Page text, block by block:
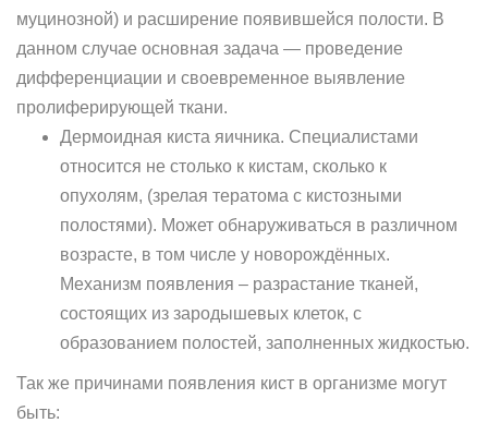
муцинозной) и расширение появившейся полости. В
данном случае основная задача — проведение
дифференциации и своевременное выявление
пролиферирующей ткани.
Дермоидная киста яичника. Специалистами
относится не столько к кистам, сколько к
опухолям, (зрелая тератома с кистозными
полостями). Может обнаруживаться в различном
возрасте, в том числе у новорождённых.
Механизм появления – разрастание тканей,
состоящих из зародышевых клеток, с
образованием полостей, заполненных жидкостью.
Так же причинами появления кист в организме могут
быть: